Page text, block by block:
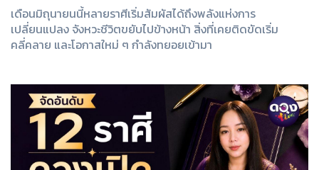
เดือนมิถุนายนนี้หลายราศีเริ่มสัมผัสได้ถึงพลังแห่งการ
เปลี่ยนแปลง จังหวะชีวิตขยับไปข้างหน้า สิ่งที่เคยติดขัดเริ่ม
คลี่คลาย และโอกาสใหม่ ๆ กำลังทยอยเข้ามา